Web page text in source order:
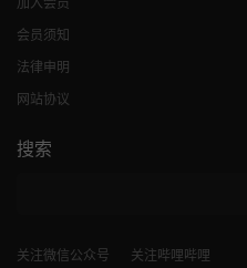
会员须知
法律申明
网站协议
搜索
关注微信公众号 关注哔哩哔哩